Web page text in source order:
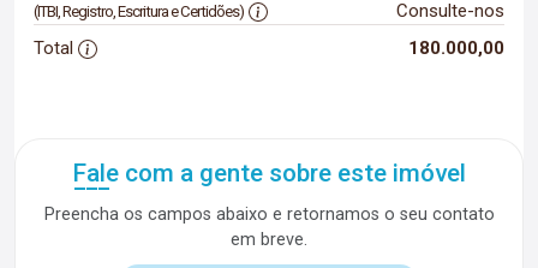
(ITBI, Registro, Escritura e Certidões)
Consulte-nos
Total
180.000,00
Fale com a gente sobre este imóvel
Preencha os campos abaixo e retornamos o seu contato
em breve.